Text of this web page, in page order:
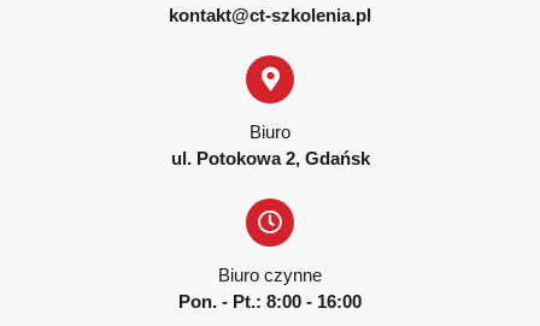
kontakt@ct-szkolenia.pl
Biuro
ul. Potokowa 2, Gdańsk
Biuro czynne
Pon. - Pt.: 8:00 - 16:00